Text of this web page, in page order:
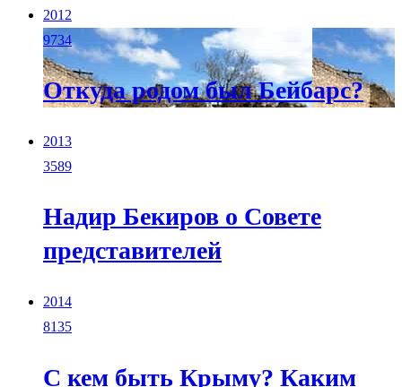
2012
9734
Откуда родом был Бейбарс?
2013
3589
Надир Бекиров о Совете
представителей
2014
8135
С кем быть Крыму? Каким